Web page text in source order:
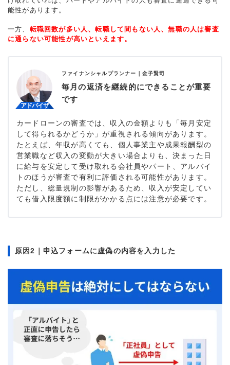
能性があります。
一方、 転職回数が多い人、転職して間もない人、無職の人は審査
に通らない可能性が高いといえます。
ファイナンシャルプランナー｜ 金子賢司
毎月の返済を継続的にできることが重要
です
カードローンの審査では、収入の金額よりも「毎月安定
して得られるかどうか」が重視される傾向があります。
たとえば、年収が高くても、個人事業主や成果報酬型の
営業職など収入の変動が大きい場合よりも、決まった日
に給与を安定して受け取れる会社員やパート、アルバイ
トのほうが審査で有利に評価される可能性があります。
ただし、総量規制の影響があるため、収入が安定してい
ても借入限度額に制限がかかる点には注意が必要です。
原因2｜申込フォームに虚偽の内容を入力した